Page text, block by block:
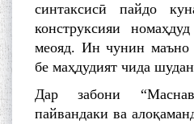
синтаксисӣ пайдо
конструксияи
меояд. Ин чунин маъно
бе маҳдудият чида
Дар забони
пайвандаки ва